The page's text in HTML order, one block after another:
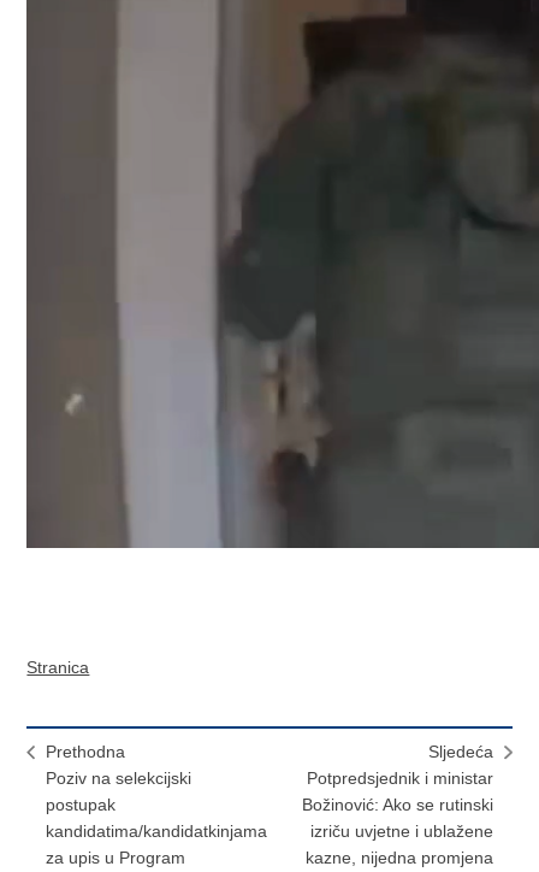
Stranica
Prethodna
Poziv na selekcijski
postupak
kandidatima/kandidatkinjama
za upis u Program
Sljedeća
Potpredsjednik i ministar
Božinović: Ako se rutinski
izriču uvjetne i ublažene
kazne, nijedna promjena